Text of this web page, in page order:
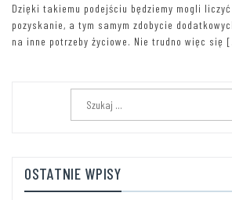
Dzięki takiemu podejściu będziemy mogli
pozyskanie, a tym samym zdobycie
na inne potrzeby życiowe. Nie trudno więc się
OSTATNIE WPISY